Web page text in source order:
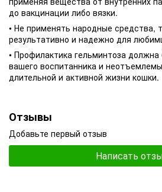
до вакцинации либо вязки.
• Не применять народные средства,
результативно и надежно для
• Профилактика гельминтоза
вашего воспитанника и
длительной и активной жизни кошки.
Отзывы
Добавьте первый отзыв
Написать